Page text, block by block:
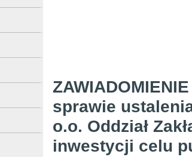
sprawie
o.o. Oddział
inwestycji celu